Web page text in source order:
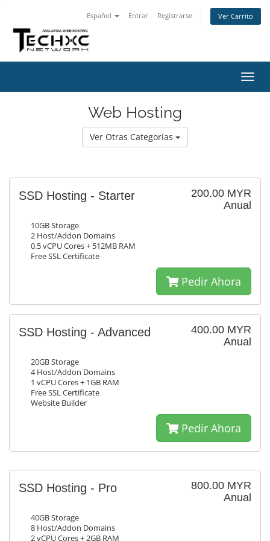
Español Entrar Registrarse Ver Carrito
Web Hosting
Ver Otras Categorías
200.00 MYR
Anual
SSD Hosting - Starter
10GB Storage
2 Host/Addon Domains
0.5 vCPU Cores + 512MB RAM
Free SSL Certificate
Pedir Ahora
400.00 MYR
Anual
SSD Hosting - Advanced
20GB Storage
4 Host/Addon Domains
1 vCPU Cores + 1GB RAM
Free SSL Certificate
Website Builder
Pedir Ahora
800.00 MYR
Anual
SSD Hosting - Pro
40GB Storage
8 Host/Addon Domains
2 vCPU Cores + 2GB RAM